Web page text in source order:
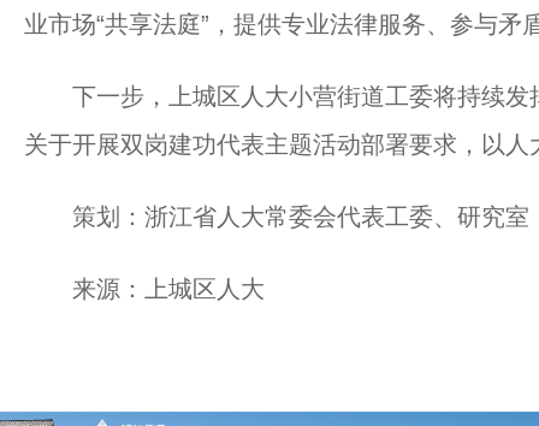
业市场“共享法庭”，提供专业法律服务、参与
下一步，上城区人大小营街道工委将持续发
关于开展双岗建功代表主题活动部署要求，以
策划：浙江省人大常委会代表工委、研究室
来源：上城区人大